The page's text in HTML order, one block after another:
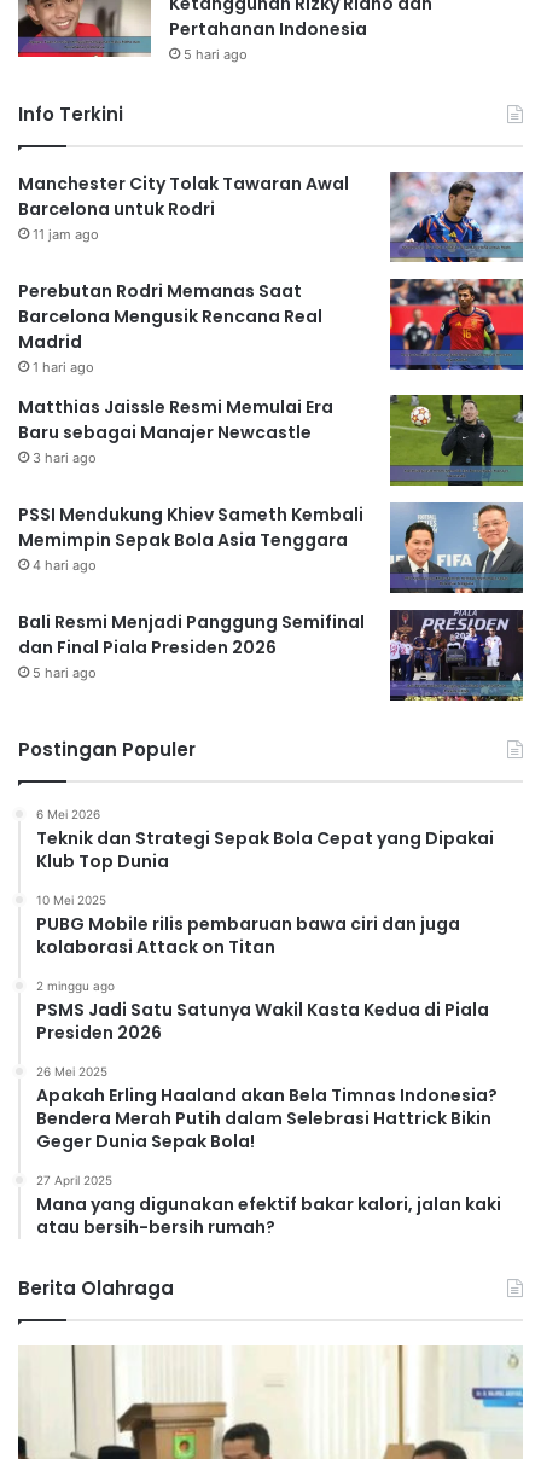
Pertahanan Indonesia
5 hari ago
Info Terkini
Manchester City Tolak Tawaran Awal
Barcelona untuk Rodri
11 jam ago
Perebutan Rodri Memanas Saat
Barcelona Mengusik Rencana Real
Madrid
1 hari ago
Matthias Jaissle Resmi Memulai Era
Baru sebagai Manajer Newcastle
3 hari ago
PSSI Mendukung Khiev Sameth Kembali
Memimpin Sepak Bola Asia Tenggara
4 hari ago
Bali Resmi Menjadi Panggung Semifinal
dan Final Piala Presiden 2026
5 hari ago
Postingan Populer
6 Mei 2026
Teknik dan Strategi Sepak Bola Cepat yang Dipakai
Klub Top Dunia
10 Mei 2025
PUBG Mobile rilis pembaruan bawa ciri dan juga
kolaborasi Attack on Titan
2 minggu ago
PSMS Jadi Satu Satunya Wakil Kasta Kedua di Piala
Presiden 2026
26 Mei 2025
Apakah Erling Haaland akan Bela Timnas Indonesia?
Bendera Merah Putih dalam Selebrasi Hattrick Bikin
Geger Dunia Sepak Bola!
27 April 2025
Mana yang digunakan efektif bakar kalori, jalan kaki
atau bersih-bersih rumah?
Berita Olahraga